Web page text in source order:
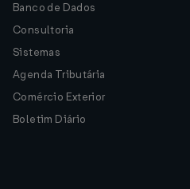
Banco de Dados
Consultoria
Sistemas
Agenda Tributária
Comércio Exterior
Boletim Diário